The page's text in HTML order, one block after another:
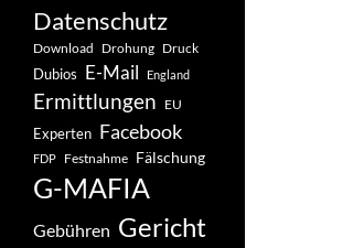
Datenschutz
Download Drohung Druck
Dubios E-Mail England
Ermittlungen EU
Experten Facebook
FDP Festnahme Fälschung
G-MAFIA
Gebühren Gericht